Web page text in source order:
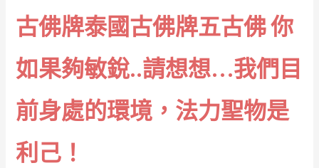
古佛牌泰國古佛牌五古佛 你
如果夠敏銳..請想想…我們目
前身處的環境，法力聖物是
利己！